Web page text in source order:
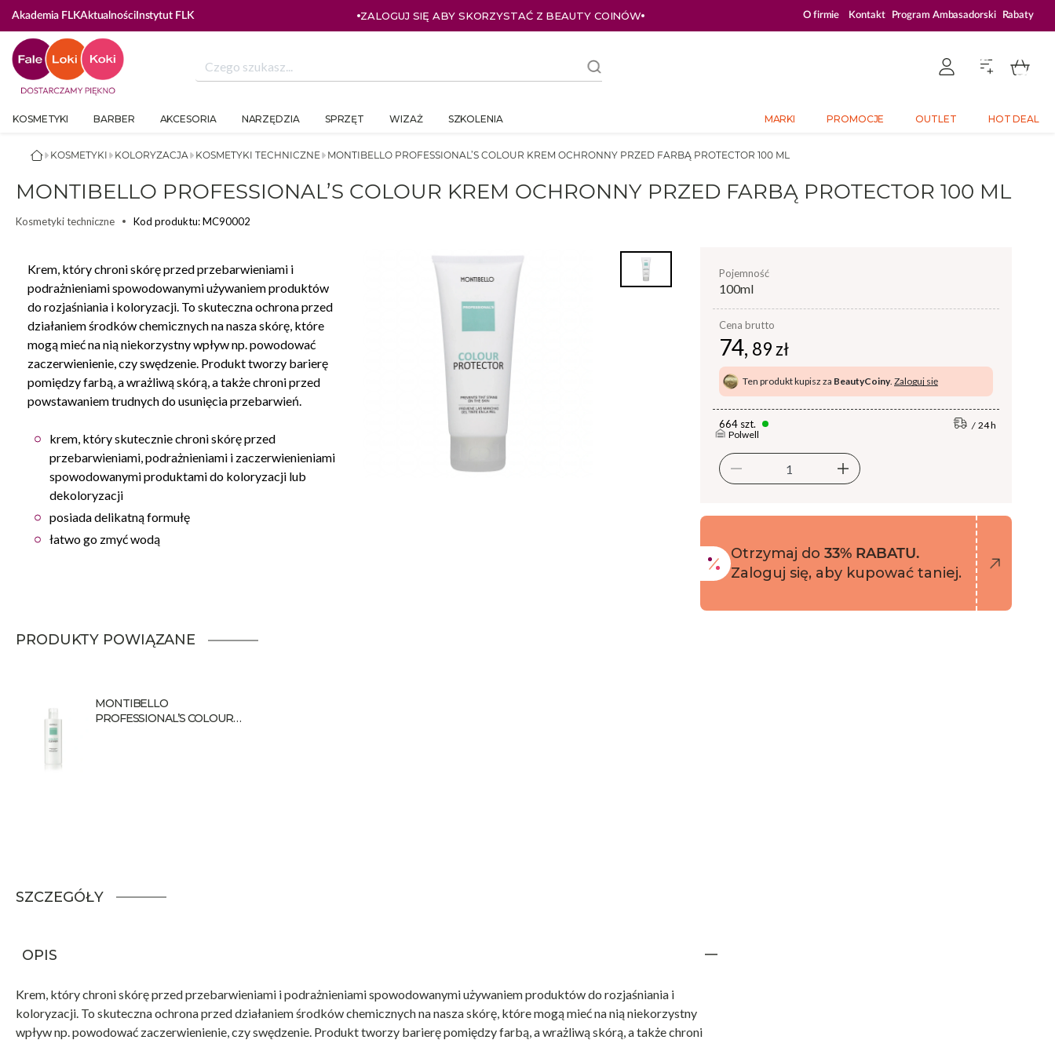
Akademia FLKAktualnościInstytut FLK ZALOGUJ SIĘ ABY SKORZYSTAĆ Z BEAUTY COINÓW ZALOGUJ SIĘ I KUPUJ TANIEJ – AŻ 33% ZNIŻKI
O firmie Kontakt Program Ambasadorski Rabaty
KOSMETYKI BARBER AKCESORIA NARZĘDZIA SPRZĘT WIZAŻ SZKOLENIA MARKI PROMOCJE OUTLET HOT DEAL
MONTIBELLO PROFESSIONAL’S COLOUR KREM OCHRONNY PRZED FARBĄ PROTECTOR 100 ML
KOSMETYKI TECHNICZNE
KOLORYZACJA
KOSMETYKI
MONTIBELLO PROFESSIONAL’S COLOUR KREM OCHRONNY PRZED FARBĄ PROTECTOR 100 ML
Kosmetyki techniczne Kod produktu: MC90002
Krem, który chroni skórę przed przebarwieniami i
podrażnieniami spowodowanymi używaniem produktów
do rozjaśniania i koloryzacji. To skuteczna ochrona przed
działaniem środków chemicznych na nasza skórę, które
mogą mieć na nią niekorzystny wpływ np. powodować
zaczerwienienie, czy swędzenie. Produkt tworzy barierę
pomiędzy farbą, a wrażliwą skórą, a także chroni przed
powstawaniem trudnych do usunięcia przebarwień.
krem, który skutecznie chroni skórę przed
przebarwieniami, podrażnieniami i zaczerwienieniami
spowodowanymi produktami do koloryzacji lub
dekoloryzacji
posiada delikatną formułę
łatwo go zmyć wodą
pojemność
100ml
Cena brutto
74, 89 zł
Ten produkt kupisz za BeautyCoiny. Zaloguj się
664 szt.
Polwell
24 h
Otrzymaj do 33% RABATU.
Zaloguj się, aby kupować taniej.
PRODUKTY POWIĄZANE
MONTIBELLO
PROFESSIONAL’S COLOUR
SZCZEGÓŁY
OPIS
Krem, który chroni skórę przed przebarwieniami i podrażnieniami spowodowanymi używaniem produktów do rozjaśniania i
koloryzacji. To skuteczna ochrona przed działaniem środków chemicznych na nasza skórę, które mogą mieć na nią niekorzystny
wpływ np. powodować zaczerwienienie, czy swędzenie. Produkt tworzy barierę pomiędzy farbą, a wrażliwą skórą, a także chroni